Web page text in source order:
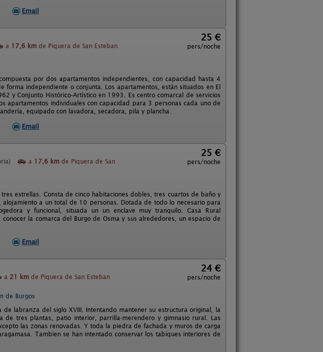
Email
a 17,6 km de Piquera de San Esteban
25 €
pers/noche
por dos apartamentos independientes, con capacidad hasta 4
forma independiente o conjunta. Los apartamentos, están situados en El
y Conjunto Histórico-Artístico en 1993. Es centro comarcal de servicios
apartamentos individuales con capacidad para 3 personas cada uno de
equipado con lavadora, secadora, pila y plancha.
Email
a 17,6 km de Piquera de San
25 €
pers/noche
estrellas. Consta de cinco habitaciones dobles, tres cuartos de baño y
a un total de 10 personas. Dotada de todo lo necesario para
y funcional, situada un un enclave muy tranquilo. Casa Rural
la comarca del Burgo de Osma y sus alrededores, un espacio de
Email
a 21 km de Piquera de San Esteban
24 €
pers/noche
de Burgos
de labranza del siglo XVIII. Intentando mantener su estructura original, la
de tres plantas, patio interior, parrilla-merendero y gimnasio rural. Las
las zonas renovadas. Y toda la piedra de fachada y muros de carga
Tambien se han intentado conservar los tabiques interiores de